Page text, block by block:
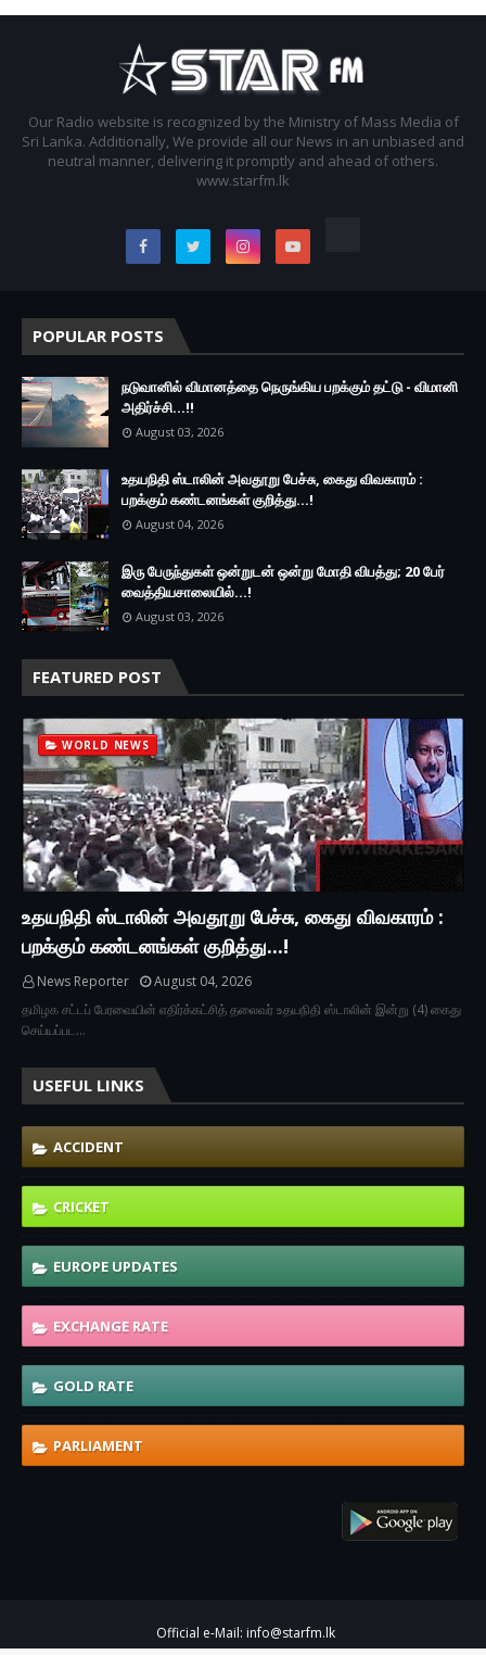
Our Radio website is recognized by the Ministry of Mass Media of
Sri Lanka. Additionally, We provide all our News in an unbiased and
neutral manner, delivering it promptly and ahead of others.
www.starfm.lk
POPULAR POSTS
நடுவானில் விமானத்தை நெருங்கிய பறக்கும் தட்டு - விமானி
அதிர்ச்சி...!!
August 03, 2026
உதயநிதி ஸ்டாலின் அவதூறு பேச்சு, கைது விவகாரம் :
பறக்கும் கண்டனங்கள் குறித்து...!
August 04, 2026
இரு ப‍ேருந்துகள் ஒன்றுடன் ஒன்று மோதி விபத்து; 20 பேர்
வைத்தியசாலையில்...!
August 03, 2026
FEATURED POST
WORLD NEWS
உதயநிதி ஸ்டாலின் அவதூறு பேச்சு, கைது விவகாரம் :
பறக்கும் கண்டனங்கள் குறித்து...!
News Reporter
August 04, 2026
தமிழக சட்டப் பேரவையின் எதிர்க்கட்சித் தலைவர் உதயநிதி ஸ்டாலின் இன்று (4) கைது
செய்யப்பட…
USEFUL LINKS
ACCIDENT
CRICKET
EUROPE UPDATES
EXCHANGE RATE
GOLD RATE
PARLIAMENT
Official e-Mail: info@starfm.lk